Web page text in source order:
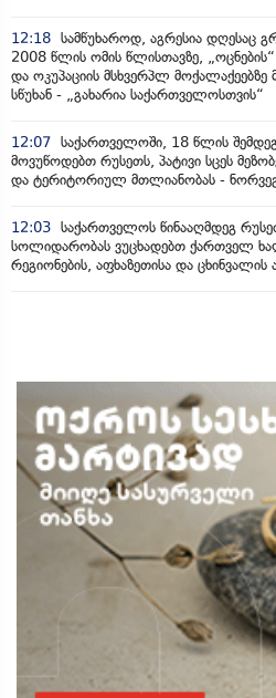
12:18 სამწუხაროდ, აგრესია დღესაც
2008 წლის ომის წლისთავზე,
და ოკუპაციის მსხვერპლ
სწუხან - „გახარია საქართველოსთვის“
12:07 საქართველოში, 18 წლის
მოვუწოდებთ რუსეთს, პატივი სცეს
და ტერიტორიულ მთლიანობას -
12:03 საქართველოს წინააღმდეგ
სოლიდარობას ვუცხადებთ ქართველ
რეგიონების, აფხაზეთისა და